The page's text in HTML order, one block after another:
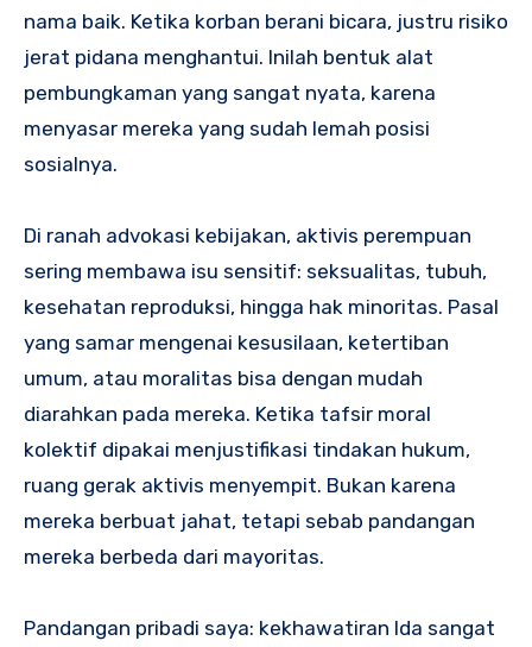
nama baik. Ketika korban berani bicara, justru risiko
jerat pidana menghantui. Inilah bentuk alat
pembungkaman yang sangat nyata, karena
menyasar mereka yang sudah lemah posisi
sosialnya.
Di ranah advokasi kebijakan, aktivis perempuan
sering membawa isu sensitif: seksualitas, tubuh,
kesehatan reproduksi, hingga hak minoritas. Pasal
yang samar mengenai kesusilaan, ketertiban
umum, atau moralitas bisa dengan mudah
diarahkan pada mereka. Ketika tafsir moral
kolektif dipakai menjustifikasi tindakan hukum,
ruang gerak aktivis menyempit. Bukan karena
mereka berbuat jahat, tetapi sebab pandangan
mereka berbeda dari mayoritas.
Pandangan pribadi saya: kekhawatiran Ida sangat